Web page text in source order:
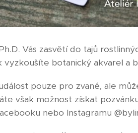
Vás zasvětí do tajů
botanický akvarel a
pouze pro zvané, ale
však možnost získat
nebo Instagramu